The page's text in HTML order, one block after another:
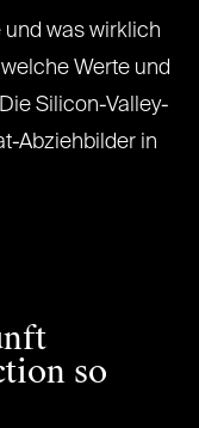
und was wirklich
Werte und
Silicon-Valley-
Abziehbilder in
so